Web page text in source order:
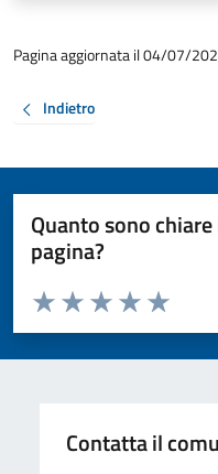
Pagina aggiornata il 04/07/
Indietro
Quanto sono
pagina?
Valuta da 1 a 5 stelle la pagina
Valuta 5
Valuta 4
Valuta 3 stelle
Valuta 2 stelle su 5
Valuta 1 stelle su 5
Contatta il